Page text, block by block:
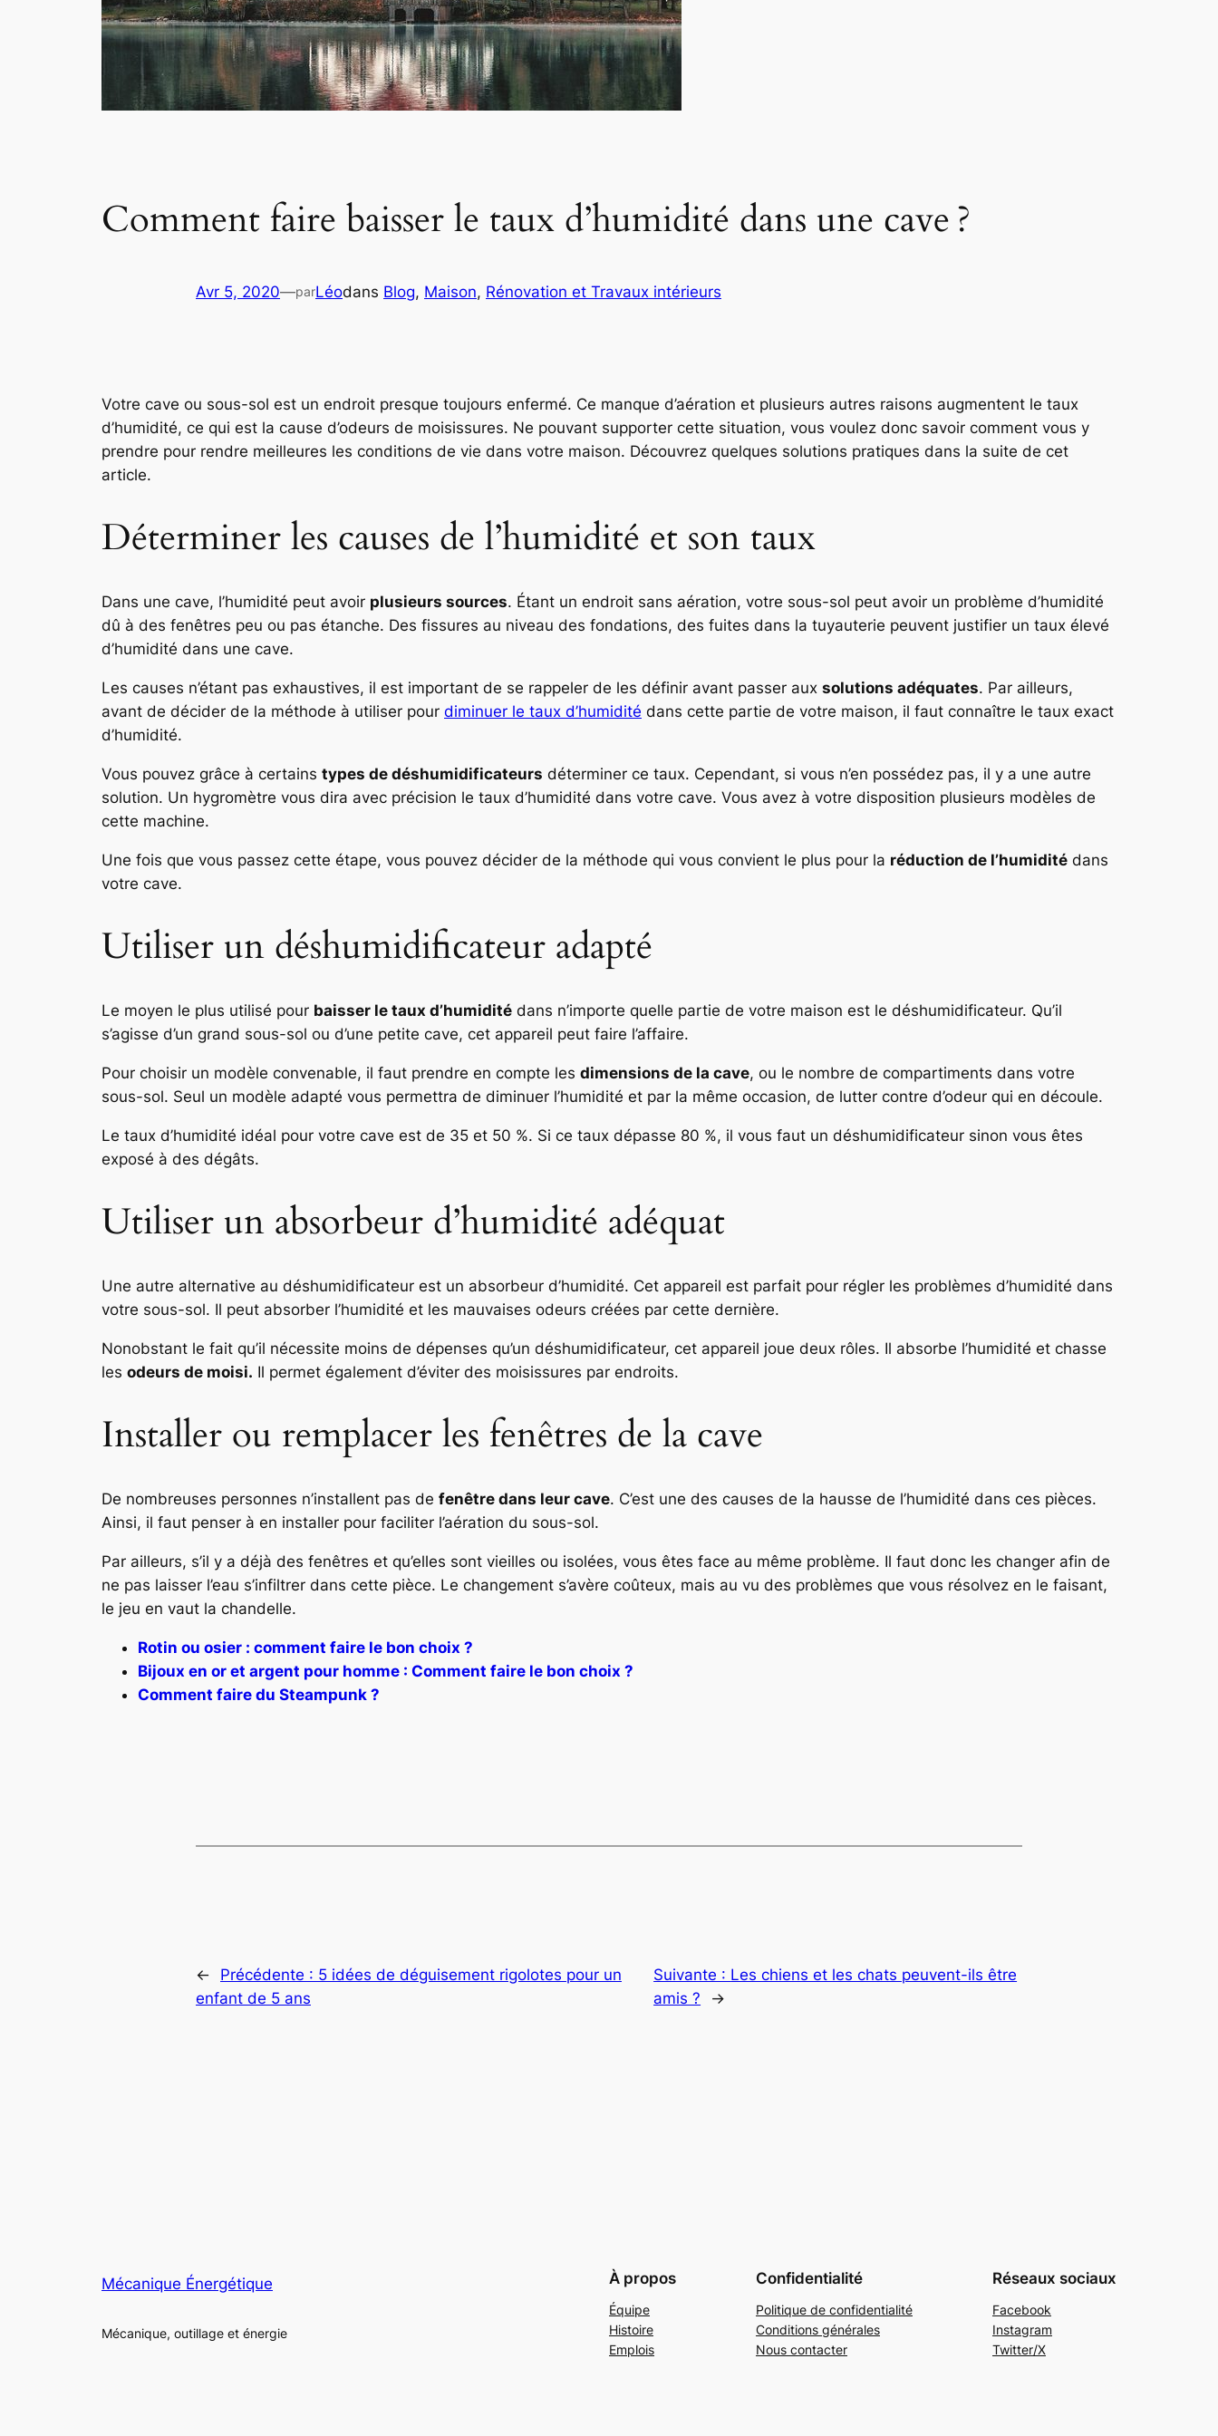
Comment faire baisser le taux d’humidité dans une cave ?
Avr 5, 2020—parLéodans Blog, Maison, Rénovation et Travaux intérieurs
Votre cave ou sous-sol est un endroit presque toujours enfermé. Ce manque d’aération et plusieurs autres raisons augmentent le taux
d’humidité, ce qui est la cause d’odeurs de moisissures. Ne pouvant supporter cette situation, vous voulez donc savoir comment vous y
prendre pour rendre meilleures les conditions de vie dans votre maison. Découvrez quelques solutions pratiques dans la suite de cet
article.
Déterminer les causes de l’humidité et son taux
Dans une cave, l’humidité peut avoir plusieurs sources. Étant un endroit sans aération, votre sous-sol peut avoir un problème d’humidité
dû à des fenêtres peu ou pas étanche. Des fissures au niveau des fondations, des fuites dans la tuyauterie peuvent justifier un taux élevé
d’humidité dans une cave.
Les causes n’étant pas exhaustives, il est important de se rappeler de les définir avant passer aux solutions adéquates. Par ailleurs,
avant de décider de la méthode à utiliser pour diminuer le taux d’humidité dans cette partie de votre maison, il faut connaître le taux exact
d’humidité.
Vous pouvez grâce à certains types de déshumidificateurs déterminer ce taux. Cependant, si vous n’en possédez pas, il y a une autre
solution. Un hygromètre vous dira avec précision le taux d’humidité dans votre cave. Vous avez à votre disposition plusieurs modèles de
cette machine.
Une fois que vous passez cette étape, vous pouvez décider de la méthode qui vous convient le plus pour la réduction de l’humidité dans
votre cave.
Utiliser un déshumidificateur adapté
Le moyen le plus utilisé pour baisser le taux d’humidité dans n’importe quelle partie de votre maison est le déshumidificateur. Qu’il
s’agisse d’un grand sous-sol ou d’une petite cave, cet appareil peut faire l’affaire.
Pour choisir un modèle convenable, il faut prendre en compte les dimensions de la cave, ou le nombre de compartiments dans votre
sous-sol. Seul un modèle adapté vous permettra de diminuer l’humidité et par la même occasion, de lutter contre d’odeur qui en découle.
Le taux d’humidité idéal pour votre cave est de 35 et 50 %. Si ce taux dépasse 80 %, il vous faut un déshumidificateur sinon vous êtes
exposé à des dégâts.
Utiliser un absorbeur d’humidité adéquat
Une autre alternative au déshumidificateur est un absorbeur d’humidité. Cet appareil est parfait pour régler les problèmes d’humidité dans
votre sous-sol. Il peut absorber l’humidité et les mauvaises odeurs créées par cette dernière.
Nonobstant le fait qu’il nécessite moins de dépenses qu’un déshumidificateur, cet appareil joue deux rôles. Il absorbe l’humidité et chasse
les odeurs de moisi. Il permet également d’éviter des moisissures par endroits.
Installer ou remplacer les fenêtres de la cave
De nombreuses personnes n’installent pas de fenêtre dans leur cave. C’est une des causes de la hausse de l’humidité dans ces pièces.
Ainsi, il faut penser à en installer pour faciliter l’aération du sous-sol.
Par ailleurs, s’il y a déjà des fenêtres et qu’elles sont vieilles ou isolées, vous êtes face au même problème. Il faut donc les changer afin de
ne pas laisser l’eau s’infiltrer dans cette pièce. Le changement s’avère coûteux, mais au vu des problèmes que vous résolvez en le faisant,
le jeu en vaut la chandelle.
Rotin ou osier : comment faire le bon choix ?
Bijoux en or et argent pour homme : Comment faire le bon choix ?
Comment faire du Steampunk ?
← Précédente : 5 idées de déguisement rigolotes pour un
enfant de 5 ans
Suivante : Les chiens et les chats peuvent-ils être
amis ?
→
Mécanique Énergétique
Mécanique, outillage et énergie
À propos
Équipe
Histoire
Emplois
Confidentialité
Politique de confidentialité
Conditions générales
Nous contacter
Réseaux sociaux
Facebook
Instagram
Twitter/X